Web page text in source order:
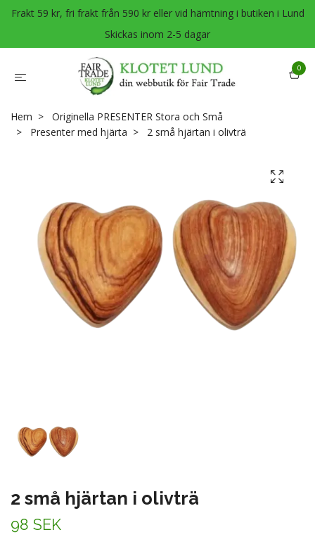
Frakt 59 kr, fri frakt från 590 kr eller vid hämtning i butiken i Lund
Skickas inom 2-5 dagar
0
Hem
Originella PRESENTER Stora och Små
Presenter med hjärta
2 små hjärtan i olivträ
2 små hjärtan i olivträ
98 SEK